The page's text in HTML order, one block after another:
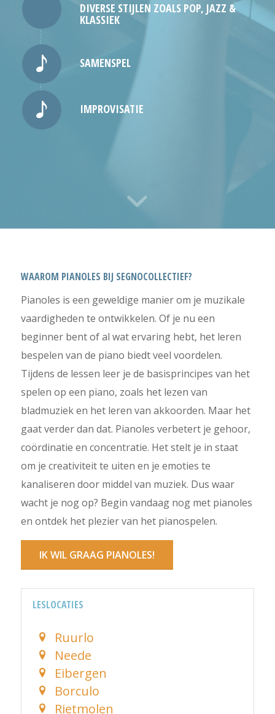
DIVERSE STIJLEN ZOALS POP, JAZZ &
KLASSIEK
SAMENSPEL
IMPROVISATIE
WAAROM PIANOLES BIJ SEGNOCOLLECTIEF?
Pianoles is een geweldige manier om je muzikale
vaardigheden te ontwikkelen. Of je nu een
beginner bent of al wat ervaring hebt, het leren
bespelen van de piano biedt veel voordelen.
Tijdens de lessen leer je de basisprincipes van het
spelen op een piano, zoals het lezen van
bladmuziek en het leren van akkoorden. Maar het
gaat verder dan dat. Pianoles verbetert je gehoor,
coördinatie en concentratie. Het stelt je in staat
om je creativiteit te uiten en je emoties te
kanaliseren door middel van muziek. Dus waar
wacht je nog op? Begin vandaag nog met pianoles
en ontdek het plezier van het pianospelen.
IK WIL GRAAG PIANOLES!
LESLOCATIES
Ruurlo
Neede
Eibergen
Borculo
Rietmolen